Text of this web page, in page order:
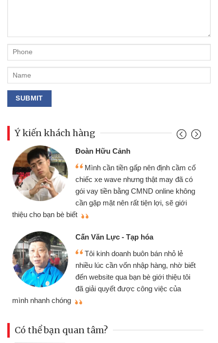
Ý kiến khách hàng
Đoàn Hữu Cảnh
Mình cần tiền gấp nên định cầm cố
chiếc xe wave nhưng thật may đã có
gói vay tiền bằng CMND online không
cần gặp mặt nên rất tiện lợi, sẽ giới
thiệu cho bạn bè biết
Cấn Văn Lực - Tạp hóa
Tôi kinh doanh buôn bán nhỏ lẻ
nhiều lúc cần vốn nhập hàng, nhờ biết
đến website qua bạn bè giới thiệu tôi
đã giải quyết được công việc của
mình nhanh chóng
Có thể bạn quan tâm?